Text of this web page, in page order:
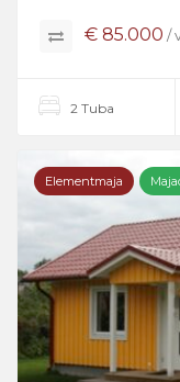
€ 85.000 /
2 Tuba
Elementmaja